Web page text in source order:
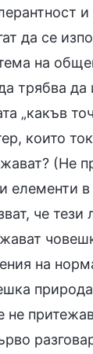
да се
на
трябва
„какъв
които
(Не
елементи в
че
на